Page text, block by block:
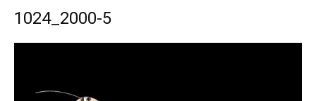
1024_2000-5